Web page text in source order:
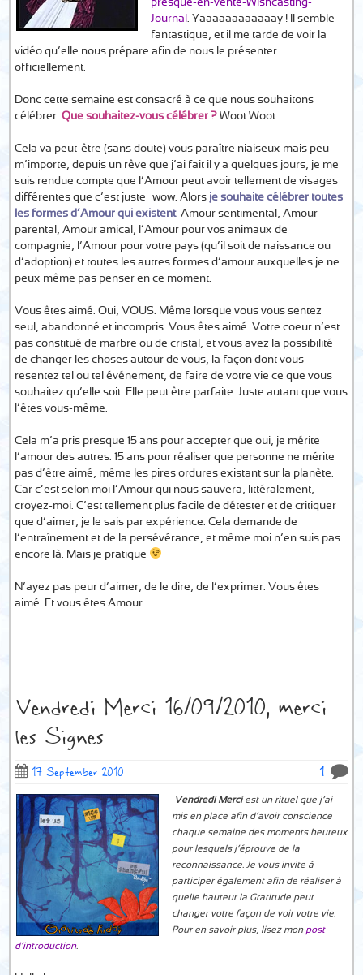
presque-en-vente-Wishcasting-
Journal. Yaaaaaaaaaaaay ! Il semble
fantastique, et il me tarde de voir la
vidéo qu’elle nous prépare afin de nous le présenter
officiellement.
Donc cette semaine est consacré à ce que nous souhaitons
célébrer.Que souhaitez-vous célébrer ? Woot Woot.
Cela va peut-être (sans doute) vous paraître niaiseux mais peu
m’importe, depuis un rêve que j’ai fait il y a quelques jours, je me
suis rendue compte que l’Amour peut avoir tellement de visages
différentes que c’est juste… wow. Alors je souhaite célébrer toutes
les formes d’Amour qui existent. Amour sentimental, Amour
parental, Amour amical, l’Amour pour vos animaux de
compagnie, l’Amour pour votre pays (qu’il soit de naissance ou
d’adoption) et toutes les autres formes d’amour auxquelles je ne
peux même pas penser en ce moment.
Vous êtes aimé. Oui, VOUS. Même lorsque vous vous sentez
seul, abandonné et incompris. Vous êtes aimé. Votre coeur n’est
pas constitué de marbre ou de cristal, et vous avez la possibilité
de changer les choses autour de vous, la façon dont vous
resentez tel ou tel événement, de faire de votre vie ce que vous
souhaitez qu’elle soit. Elle peut être parfaite. Juste autant que vous
l’êtes vous-même.
Cela m’a pris presque 15 ans pour accepter que oui, je mérite
l’amour des autres. 15 ans pour réaliser que personne ne mérite
pas d’être aimé, même les pires ordures existant sur la planète.
Car c’est selon moi l’Amour qui nous sauvera, littéralement,
croyez-moi. C’est tellement plus facile de détester et de critiquer
que d’aimer, je le sais par expérience. Cela demande de
l’entraînement et de la persévérance, et même moi n’en suis pas
encore là. Mais je pratique
N’ayez pas peur d’aimer, de le dire, de l’exprimer. Vous êtes
aimé. Et vous êtes Amour.
Vendredi Merci 16/09/2010, merci
les Signes
17 September 2010 1
Vendredi Merciest un rituel que j’ai
mis en place afin d’avoir conscience
chaque semaine des moments heureux
pour lesquels j’éprouve de la
reconnaissance. Je vous invite à
participer également afin de réaliser à
quelle hauteur la Gratitude peut
changer votre façon de voir votre vie.
Pour en savoir plus, lisez mon post
d’introduction.